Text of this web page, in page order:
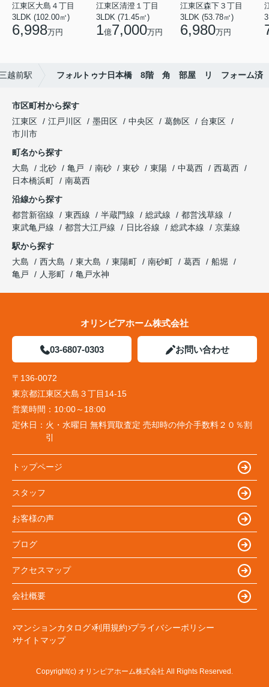
江東区大島４丁目
3LDK (102.00㎡)
6,998万円
江東区清澄１丁目
3LDK (71.45㎡)
1億7,000万円
江東区森下３丁目
3LDK (53.78㎡)
6,980万円
越前駅 フォルトゥナ日本橋 8階 角 部屋 リ フォーム済
市区町村から探す
江東区
江戸川区 墨田区 中央区 葛飾区
台東区
市川市
町名から探す
大島
北砂 亀戸 南砂 東砂 東陽 中葛西
西葛西
日本橋浜町
南葛西
沿線から探す
都営新宿線
東西線 半蔵門線 総武線
都営浅草線
東武亀戸線
都営大江戸線 日比谷線 総武本線
京葉線
駅から探す
大島
西大島 東大島 東陽町 南砂町 葛西
船堀
亀戸
人形町 亀戸水神
オリンピアホーム株式会社
03-6807-0303 お問い合わせ
〒136-0072
東京都江東区大島３丁目14-15
営業時間： 10:00～18:00
定休日： 火・水曜日 無料買取査定 売却時の仲介手数料２０％割
引
トップページ
スタッフ
お客様の声
ブログ
アクセスマップ
会社概要
マンションカタログ 利用規約 プライバシーポリシー
サイトマップ
Copyright(c) オリンピアホーム株式会社 All Rights Reserved.